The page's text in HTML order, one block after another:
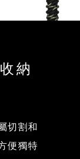
納
切割和
便獨特